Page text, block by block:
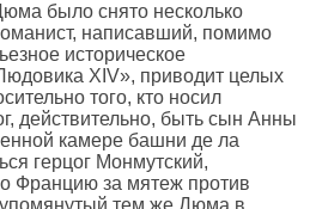
было снято несколько
написавший, помимо
историческое
XIV», приводит целых
того, кто носил
действительно, быть сын Анны
камере башни де ла
герцог Монмутский,
Францию за мятеж против
тем же Дюма в